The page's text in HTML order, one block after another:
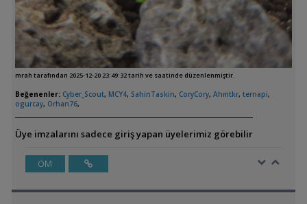
mrah tarafından 2025-12-20 23:49:32 tarih ve saatinde düzenlenmiştir.
Beğenenler: Cyber_Scout, MCY4, SahinTaskin, CoryCory, Ahmtkr, ternapi,
ogurcay, Orhan76,
Üye imzalarını sadece giriş yapan üyelerimiz görebilir
ÖM